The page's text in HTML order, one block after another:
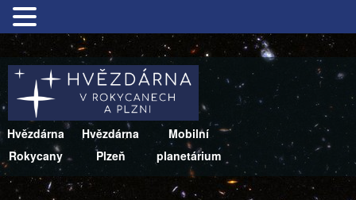
Hvězdárna
Rokycany
Hvězdárna
Plzeň
Mobilní
planetárium